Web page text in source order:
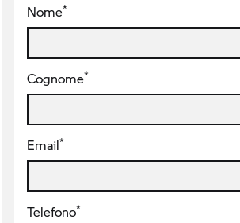
Nome*
Cognome*
Email*
Telefono*